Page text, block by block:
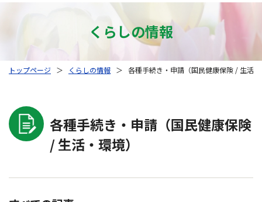
くらしの情報
トップページ ＞ くらしの情報 ＞ 各種手続き・申請（国民健康保険 / 生活
各種手続き・申請（国民健康保険
/ 生活・環境）